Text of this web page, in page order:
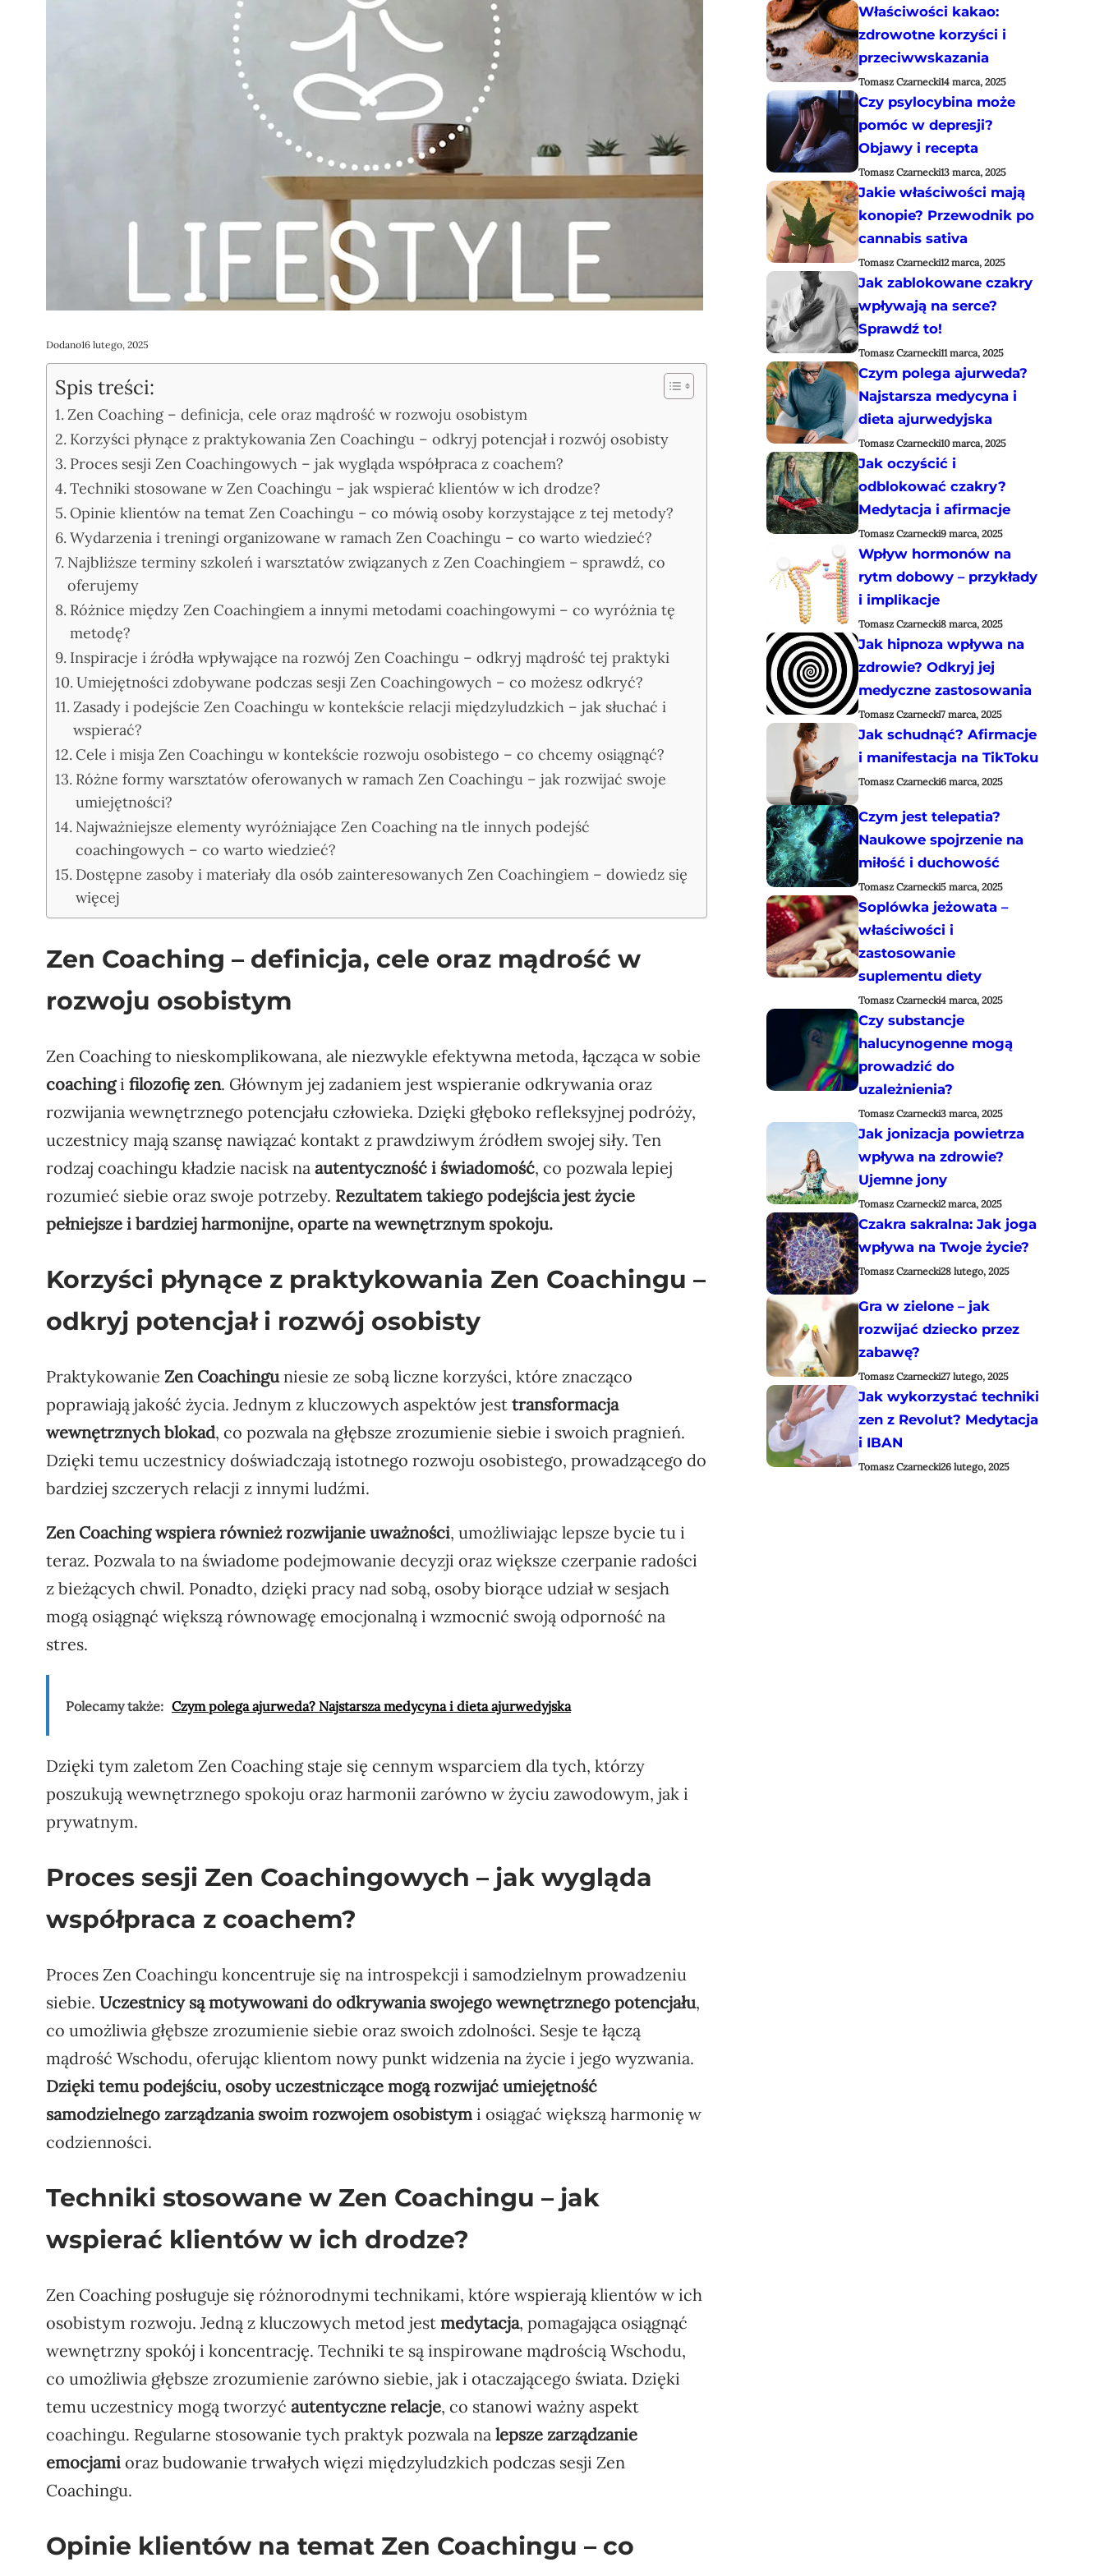
Dodano16 lutego, 2025
Spis treści:
Zen Coaching – definicja, cele oraz mądrość w rozwoju osobistym
Korzyści płynące z praktykowania Zen Coachingu – odkryj potencjał i rozwój osobisty
Proces sesji Zen Coachingowych – jak wygląda współpraca z coachem?
Techniki stosowane w Zen Coachingu – jak wspierać klientów w ich drodze?
Opinie klientów na temat Zen Coachingu – co mówią osoby korzystające z tej metody?
Wydarzenia i treningi organizowane w ramach Zen Coachingu – co warto wiedzieć?
Najbliższe terminy szkoleń i warsztatów związanych z Zen Coachingiem – sprawdź, co
oferujemy
Różnice między Zen Coachingiem a innymi metodami coachingowymi – co wyróżnia tę
metodę?
Inspiracje i źródła wpływające na rozwój Zen Coachingu – odkryj mądrość tej praktyki
Umiejętności zdobywane podczas sesji Zen Coachingowych – co możesz odkryć?
Zasady i podejście Zen Coachingu w kontekście relacji międzyludzkich – jak słuchać i
wspierać?
Cele i misja Zen Coachingu w kontekście rozwoju osobistego – co chcemy osiągnąć?
Różne formy warsztatów oferowanych w ramach Zen Coachingu – jak rozwijać swoje
umiejętności?
Najważniejsze elementy wyróżniające Zen Coaching na tle innych podejść
coachingowych – co warto wiedzieć?
Dostępne zasoby i materiały dla osób zainteresowanych Zen Coachingiem – dowiedz się
więcej
Zen Coaching – definicja, cele oraz mądrość w
rozwoju osobistym
Zen Coaching to nieskomplikowana, ale niezwykle efektywna metoda, łącząca w sobie
coachingi filozofię zen. Głównym jej zadaniem jest wspieranie odkrywania oraz
rozwijania wewnętrznego potencjału człowieka. Dzięki głęboko refleksyjnej podróży,
uczestnicy mają szansę nawiązać kontakt z prawdziwym źródłem swojej siły. Ten
rodzaj coachingu kładzie nacisk na autentyczność i świadomość, co pozwala lepiej
rozumieć siebie oraz swoje potrzeby. Rezultatem takiego podejścia jest życie
pełniejsze i bardziej harmonijne, oparte na wewnętrznym spokoju.
Korzyści płynące z praktykowania Zen Coachingu –
odkryj potencjał i rozwój osobisty
Praktykowanie Zen Coachinguniesie ze sobą liczne korzyści, które znacząco
poprawiają jakość życia. Jednym z kluczowych aspektów jest transformacja
wewnętrznych blokad, co pozwala na głębsze zrozumienie siebie i swoich pragnień.
Dzięki temu uczestnicy doświadczają istotnego rozwoju osobistego, prowadzącego do
bardziej szczerych relacji z innymi ludźmi.
Zen Coaching wspiera również rozwijanie uważności, umożliwiając lepsze bycie tu i
teraz. Pozwala to na świadome podejmowanie decyzji oraz większe czerpanie radości
z bieżących chwil. Ponadto, dzięki pracy nad sobą, osoby biorące udział w sesjach
mogą osiągnąć większą równowagę emocjonalną i wzmocnić swoją odporność na
stres.
Polecamy także: Czym polega ajurweda? Najstarsza medycyna i dieta ajurwedyjska
Dzięki tym zaletom Zen Coaching staje się cennym wsparciem dla tych, którzy
poszukują wewnętrznego spokoju oraz harmonii zarówno w życiu zawodowym, jak i
prywatnym.
Proces sesji Zen Coachingowych – jak wygląda
współpraca z coachem?
Proces Zen Coachingu koncentruje się na introspekcji i samodzielnym prowadzeniu
siebie. Uczestnicy są motywowani do odkrywania swojego wewnętrznego potencjału,
co umożliwia głębsze zrozumienie siebie oraz swoich zdolności. Sesje te łączą
mądrość Wschodu, oferując klientom nowy punkt widzenia na życie i jego wyzwania.
Dzięki temu podejściu, osoby uczestniczące mogą rozwijać umiejętność
samodzielnego zarządzania swoim rozwojem osobistym i osiągać większą harmonię w
codzienności.
Techniki stosowane w Zen Coachingu – jak
wspierać klientów w ich drodze?
Zen Coaching posługuje się różnorodnymi technikami, które wspierają klientów w ich
osobistym rozwoju. Jedną z kluczowych metod jest medytacja, pomagająca osiągnąć
wewnętrzny spokój i koncentrację. Techniki te są inspirowane mądrością Wschodu,
co umożliwia głębsze zrozumienie zarówno siebie, jak i otaczającego świata. Dzięki
temu uczestnicy mogą tworzyć autentyczne relacje, co stanowi ważny aspekt
coachingu. Regularne stosowanie tych praktyk pozwala na lepsze zarządzanie
emocjami oraz budowanie trwałych więzi międzyludzkich podczas sesji Zen
Coachingu.
Opinie klientów na temat Zen Coachingu – co
Właściwości kakao:
zdrowotne korzyści i
przeciwwskazania
Tomasz Czarnecki14 marca, 2025
Czy psylocybina może
pomóc w depresji?
Objawy i recepta
Tomasz Czarnecki13 marca, 2025
Jakie właściwości mają
konopie? Przewodnik po
cannabis sativa
Tomasz Czarnecki12 marca, 2025
Jak zablokowane czakry
wpływają na serce?
Sprawdź to!
Tomasz Czarnecki11 marca, 2025
Czym polega ajurweda?
Najstarsza medycyna i
dieta ajurwedyjska
Tomasz Czarnecki10 marca, 2025
Jak oczyścić i
odblokować czakry?
Medytacja i afirmacje
Tomasz Czarnecki9 marca, 2025
Wpływ hormonów na
rytm dobowy – przykłady
i implikacje
Tomasz Czarnecki8 marca, 2025
Jak hipnoza wpływa na
zdrowie? Odkryj jej
medyczne zastosowania
Tomasz Czarnecki7 marca, 2025
Jak schudnąć? Afirmacje
i manifestacja na TikToku
Tomasz Czarnecki6 marca, 2025
Czym jest telepatia?
Naukowe spojrzenie na
miłość i duchowość
Tomasz Czarnecki5 marca, 2025
Soplówka jeżowata –
właściwości i
zastosowanie
suplementu diety
Tomasz Czarnecki4 marca, 2025
Czy substancje
halucynogenne mogą
prowadzić do
uzależnienia?
Tomasz Czarnecki3 marca, 2025
Jak jonizacja powietrza
wpływa na zdrowie?
Ujemne jony
Tomasz Czarnecki2 marca, 2025
Czakra sakralna: Jak joga
wpływa na Twoje życie?
Tomasz Czarnecki28 lutego, 2025
Gra w zielone – jak
rozwijać dziecko przez
zabawę?
Tomasz Czarnecki27 lutego, 2025
Jak wykorzystać techniki
zen z Revolut? Medytacja
i IBAN
Tomasz Czarnecki26 lutego, 2025